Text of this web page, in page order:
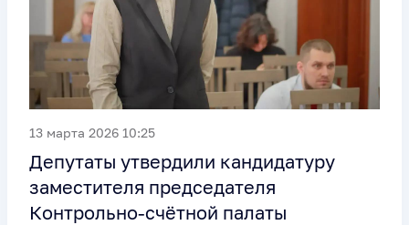
13 марта 2026 10:25
Депутаты утвердили кандидатуру
заместителя председателя
Контрольно‑счётной палаты